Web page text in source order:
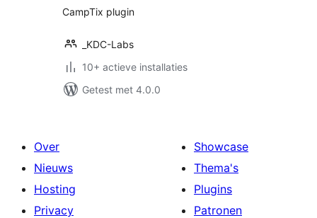
CampTix plugin
_KDC-Labs
10+ actieve installaties
Getest met 4.0.0
Over
Nieuws
Hosting
Privacy
Showcase
Thema's
Plugins
Patronen